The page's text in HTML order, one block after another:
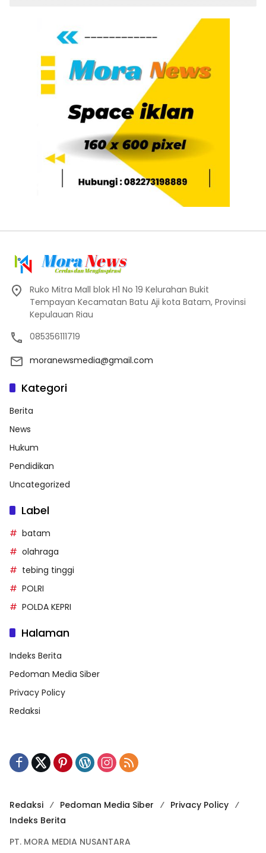
Ruko Mitra Mall blok H1 No 19 Kelurahan Bukit
Tempayan Kecamatan Batu Aji kota Batam, Provinsi
Kepulauan Riau
085356111719
moranewsmedia@gmail.com
Kategori
Berita
News
Hukum
Pendidikan
Uncategorized
Label
batam
olahraga
tebing tinggi
POLRI
POLDA KEPRI
Halaman
Indeks Berita
Pedoman Media Siber
Privacy Policy
Redaksi
Redaksi Pedoman Media Siber
Privacy Policy
Indeks Berita
PT. MORA MEDIA NUSANTARA